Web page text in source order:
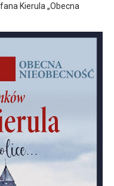
Kierula „Obecna